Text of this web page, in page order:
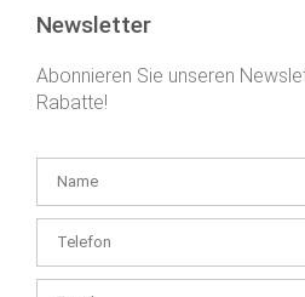
Newsletter
Abonnieren Sie unseren
Rabatte!